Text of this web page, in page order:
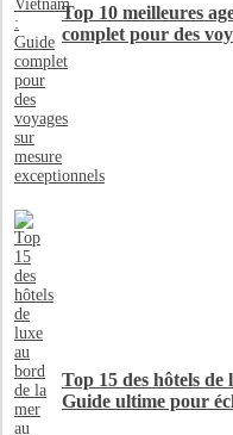
Top 10 meilleures
complet pour des
Top 15 des hôtels
Guide ultime pour